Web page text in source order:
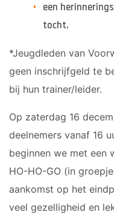
een
tocht.
*Jeugdleden van
geen inschrijfgeld te
bij hun trainer/leider.
Op zaterdag 16
deelnemers vanaf 16
beginnen we met een
HO-HO-GO (in
aankomst op het
veel gezelligheid en